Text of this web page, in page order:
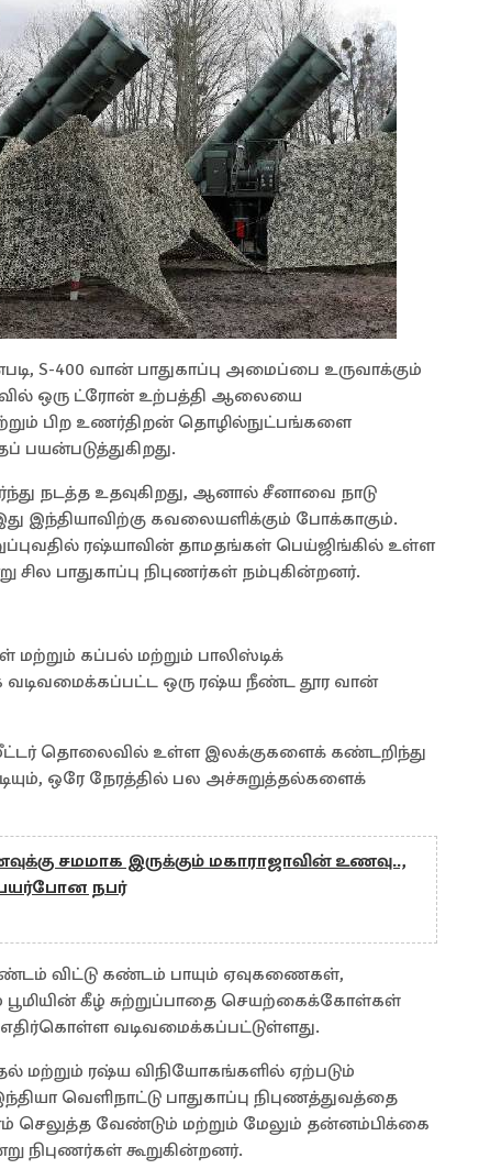
S-400 வான் பாதுகாப்பு அமைப்பை உருவாக்கும்
ஒரு ட்ரோன் உற்பத்தி ஆலையை
பிற உணர்திறன் தொழில்நுட்பங்களை
நடத்த உதவுகிறது, ஆனால் சீனாவை நாடு
இது இந்தியாவிற்கு கவலையளிக்கும் போக்காகும்.
ரஷ்யாவின் தாமதங்கள் பெய்ஜிங்கில் உள்ள
பாதுகாப்பு நிபுணர்கள் நம்புகின்றனர்.
மற்றும் கப்பல் மற்றும் பாலிஸ்டிக்
வடிவமைக்கப்பட்ட ஒரு ரஷ்ய நீண்ட தூர வான்
தொலைவில் உள்ள இலக்குகளைக் கண்டறிந்து
ஒரே நேரத்தில் பல அச்சுறுத்தல்களைக்
சமமாக இருக்கும் மகாராஜாவின் உணவு..,
நபர்
கண்டம் விட்டு கண்டம் பாயும் ஏவுகணைகள்,
கீழ் சுற்றுப்பாதை செயற்கைக்கோள்கள்
வடிவமைக்கப்பட்டுள்ளது.
மற்றும் ரஷ்ய விநியோகங்களில் ஏற்படும்
வெளிநாட்டு பாதுகாப்பு நிபுணத்துவத்தை
செலுத்த வேண்டும் மற்றும் மேலும் தன்னம்பிக்கை
நிபுணர்கள் கூறுகின்றனர்.